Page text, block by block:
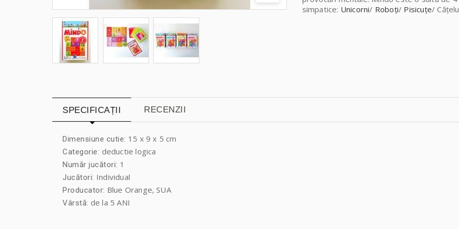
simpatice: Unicorni/ Roboți/ Pisicuțe/
SPECIFICAȚII RECENZII
Dimensiune cutie: 15 x 9 x 5 cm
Categorie: deductie logica
Număr jucători: 1
Jucători: Individual
Producator: Blue Orange, SUA
Vârstă: de la 5 ANI